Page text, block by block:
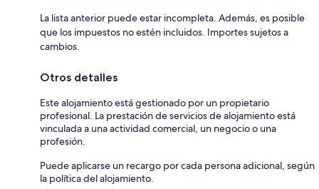
La lista anterior puede estar incompleta. Además, es posible
que los impuestos no estén incluidos. Importes sujetos a
cambios.
Otros detalles
Este alojamiento está gestionado por un propietario
profesional. La prestación de servicios de alojamiento está
vinculada a una actividad comercial, un negocio o una
profesión.
Puede aplicarse un recargo por cada persona adicional, según
la política del alojamiento.